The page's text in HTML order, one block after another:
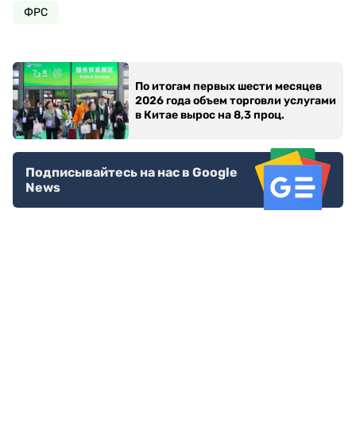
ФРС
По итогам первых шести месяцев
2026 года объем торговли услугами
в Китае вырос на 8,3 проц.
Подписывайтесь на нас в Google
News